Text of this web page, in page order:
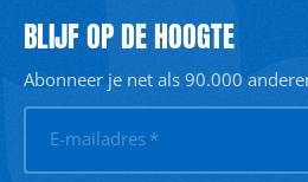
BLIJF OP DE HOOGTE
Abonneer je net als 90.000
E-mailadres *